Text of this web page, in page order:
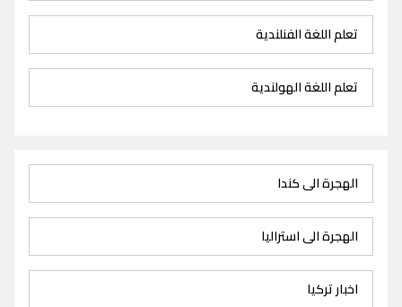
تعلم اللغة الفنلندية
تعلم اللغة الهولندية
الهجرة الى كندا
الهجرة الى استراليا
اخبار تركيا